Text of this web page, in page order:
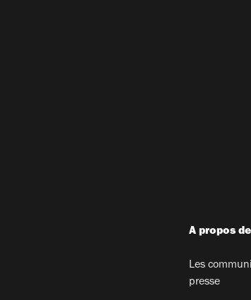
A propos
Les
presse